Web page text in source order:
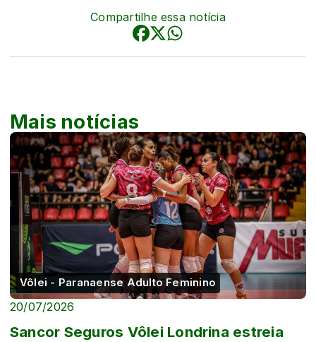
Compartilhe essa notícia
Mais notícias
Vôlei - Paranaense Adulto Feminino
20/07/2026
Sancor Seguros Vôlei Londrina estreia